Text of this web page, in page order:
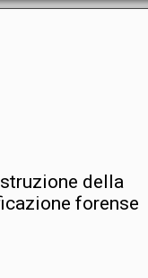
della
forense